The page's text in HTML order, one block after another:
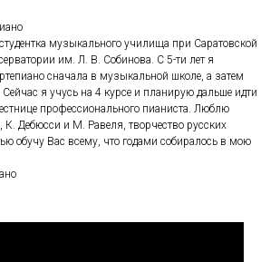
музыкального училища при Саратовской
им. Л. В. Собинова. С 5-ти лет я
сначала в музыкальной школе, а затем
я учусь на 4 курсе и планирую дальше идти
профессионального пианиста. Люблю
К. Дебюсси и М. Равеля, творчество русских
обучу Вас всему, что годами собиралось в мою